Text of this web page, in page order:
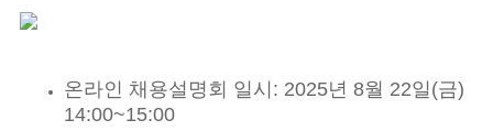
온라인 채용설명회 일시: 2025년 8월 22일(금)
14:00~15:00